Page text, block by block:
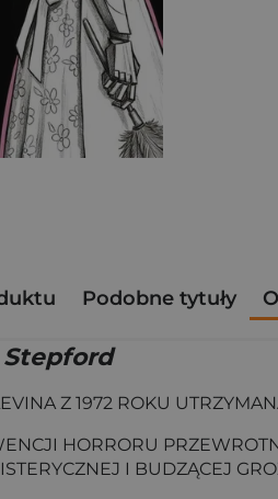
Podobne tytuły
Z 1972 ROKU
HORRORU
I BUDZĄCEJ